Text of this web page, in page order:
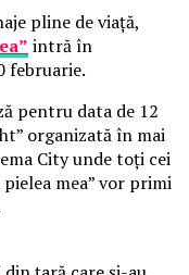
pline de viață,
intră în
februarie.
pentru data de 12
organizată în mai
City unde toți cei
mea” vor primi